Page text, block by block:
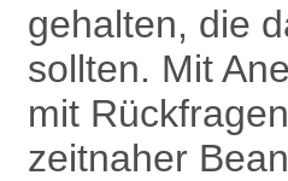
gehalten, die
sollten. Mit
mit
zeitnaher